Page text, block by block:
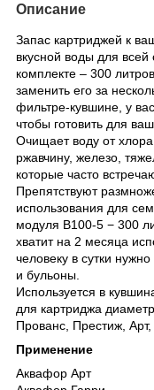
Описание
Запас картриджей к
вкусной воды для всей
комплекте – 300
заменить его за
фильтре-кувшине, у
чтобы готовить для
Очищает воду от
ржавчину, железо,
которые часто
Препятствуют
использования для
модуля B100-5 − 300
хватит на 2 месяца
человеку в сутки
и бульоны.
Используется в
для картриджа
Прованс, Престиж,
Применение
Аквафор Арт